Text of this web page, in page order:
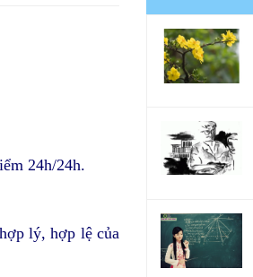
24h/24h.
lý, hợp lệ của